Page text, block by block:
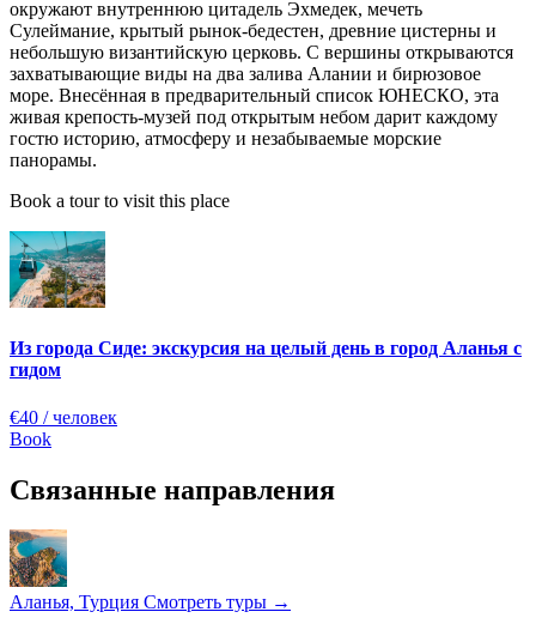
окружают внутреннюю цитадель Эхмедек, мечеть
Сулеймание, крытый рынок-бедестен, древние цистерны и
небольшую византийскую церковь. С вершины открываются
захватывающие виды на два залива Алании и бирюзовое
море. Внесённая в предварительный список ЮНЕСКО, эта
живая крепость-музей под открытым небом дарит каждому
гостю историю, атмосферу и незабываемые морские
панорамы.
Book a tour to visit this place
Из города Сиде: экскурсия на целый день в город Аланья с
гидом
€40 / человек
Book
Связанные направления
Аланья, Турция Смотреть туры →